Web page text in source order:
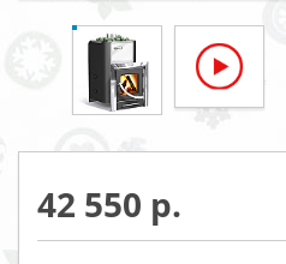
42 550